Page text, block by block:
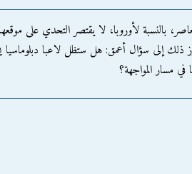
بالنسبة لأوروبا، لا يقتصر التحدي على
ذلك إلى سؤال أعمق: هل ستظل لاعبا دبلوماسيا
في مسار المواجهة؟